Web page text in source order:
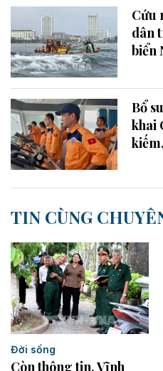
Cứu
dân
biển
Bổ
khai
TIN CÙNG
Đời sống
Còn thông tin, Vĩnh